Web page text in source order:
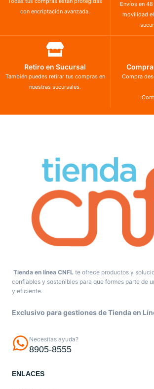
con encriptación avanzada.
Envíos en
movilidad
Retiro en Sucursal
También puedes retirar tus compras en
nuestras sucursales.
Compra
Tienda en línea CNFL te ofrece productos y
confiables y sostenibles para que formes parte de
y eficiente.
Exclusivo para gestiones de Tienda en
Necesitas ayuda?
8905-8555
ENLACES